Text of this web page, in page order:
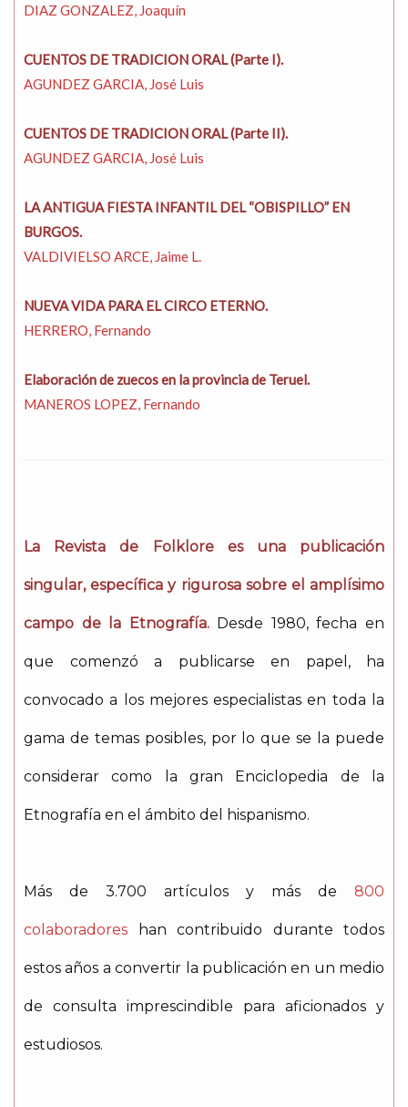
DIAZ GONZALEZ, Joaquín
CUENTOS DE TRADICION ORAL (Parte I).
AGUNDEZ GARCIA, José Luis
CUENTOS DE TRADICION ORAL (Parte II).
AGUNDEZ GARCIA, José Luis
LA ANTIGUA FIESTA INFANTIL DEL “OBISPILLO” EN
BURGOS.
VALDIVIELSO ARCE, Jaime L.
NUEVA VIDA PARA EL CIRCO ETERNO.
HERRERO, Fernando
Elaboración de zuecos en la provincia de Teruel.
MANEROS LOPEZ, Fernando
La Revista de Folklore es una publicación
singular, específica y rigurosa sobre el amplísimo
campo de la Etnografía.Desde 1980, fecha en
que comenzó a publicarse en papel, ha
convocado a los mejores especialistas en toda la
gama de temas posibles, por lo que se la puede
considerar como la gran Enciclopedia de la
Etnografía en el ámbito del hispanismo.
Más de 3.700 artículos y más de 800
colaboradores han contribuido durante todos
estos años a convertir la publicación en un medio
de consulta imprescindible para aficionados y
estudiosos.